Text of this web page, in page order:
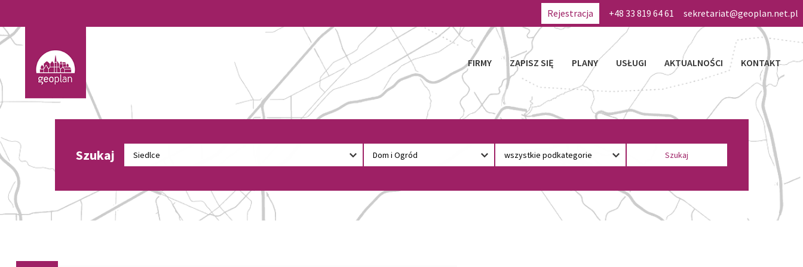
Rejestracja +48 33 819 64 61 sekretariat@geoplan.net.pl
FIRMY ZAPISZ SIĘ PLANY USŁUGI AKTUALNOŚCI KONTAKT
Szukaj